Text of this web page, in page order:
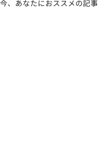
今、あなたにおススメの記事